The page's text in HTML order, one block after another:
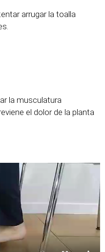
arrugar la toalla
la musculatura
el dolor de la planta